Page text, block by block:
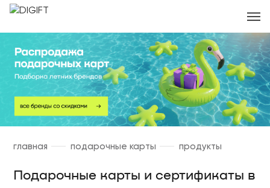
главная подарочные карты продукты
Подарочные карты и сертификаты в